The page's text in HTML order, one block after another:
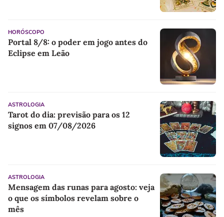
HORÓSCOPO
Portal 8/8: o poder em jogo antes do
Eclipse em Leão
ASTROLOGIA
Tarot do dia: previsão para os 12
signos em 07/08/2026
ASTROLOGIA
Mensagem das runas para agosto: veja
o que os símbolos revelam sobre o
mês